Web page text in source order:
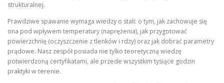
strukturalnej.
Prawdziwe spawanie wymaga wiedzy o stali: o tym, jak zachowuje się
ona pod wpływem temperatury (naprężenia), jak przygotować
powierzchnię (oczyszczenie z tlenków i rdzy) oraz jak dobrać parametry
prądowe. Nasz zespół posiada nie tylko teoretyczną wiedzę
potwierdzoną certyfikatami, ale przede wszystkim tysiące godzin
praktyki w terenie.